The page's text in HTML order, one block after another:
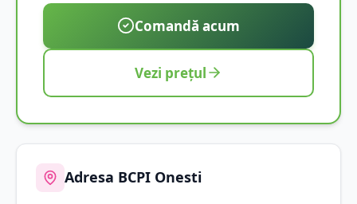
Comandă acum
Vezi prețul
Adresa BCPI Onesti